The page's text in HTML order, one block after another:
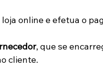
loja online e efetua o
, que se
cliente.